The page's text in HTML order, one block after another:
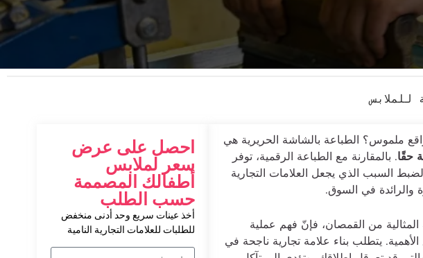
ملموس؟ الطباعة بالشاشة الحريرية هي
حقًا. بالمقارنة مع الطباعة الرقمية، توفر
السبب الذي يجعل العلامات التجارية
والرائدة في السوق.
من القمصان، فإنّ فهم عملية
يتطلب بناء علامة تجارية ناجحة في
احصل على عرض
سعر لملابس
أطفالك المصممة
حسب الطلب
أخذ عينات سريع وحد أدنى منخفض
للطلبات للعلامات التجارية النامية